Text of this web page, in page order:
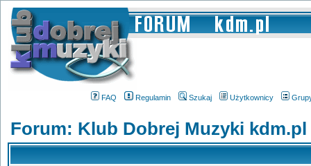
FAQ Regulamin Szukaj Użytkownicy
Forum: Klub Dobrej Muzyki kdm.pl